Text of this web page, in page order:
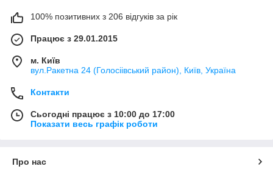
100% позитивних з 206 відгуків за рік
Працює з 29.01.2015
м. Київ
вул.Ракетна 24 (Голосіівський район), Київ, Україна
Контакти
Сьогодні працює з 10:00 до 17:00
Показати весь графік роботи
Про нас